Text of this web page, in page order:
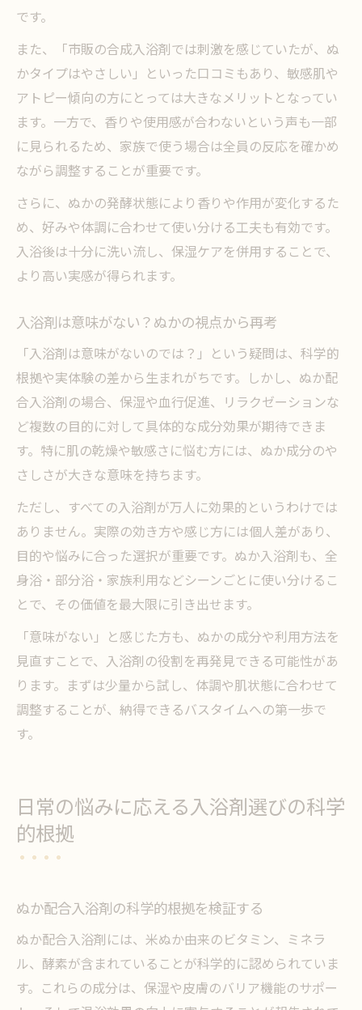
です。
また、「市販の合成入浴剤では刺激を感じていたが、ぬ
かタイプはやさしい」といった口コミもあり、敏感肌や
アトピー傾向の方にとっては大きなメリットとなってい
ます。一方で、香りや使用感が合わないという声も一部
に見られるため、家族で使う場合は全員の反応を確かめ
ながら調整することが重要です。
さらに、ぬかの発酵状態により香りや作用が変化するた
め、好みや体調に合わせて使い分ける工夫も有効です。
入浴後は十分に洗い流し、保湿ケアを併用することで、
より高い実感が得られます。
入浴剤は意味がない？ぬかの視点から再考
「入浴剤は意味がないのでは？」という疑問は、科学的
根拠や実体験の差から生まれがちです。しかし、ぬか配
合入浴剤の場合、保湿や血行促進、リラクゼーションな
ど複数の目的に対して具体的な成分効果が期待できま
す。特に肌の乾燥や敏感さに悩む方には、ぬか成分のや
さしさが大きな意味を持ちます。
ただし、すべての入浴剤が万人に効果的というわけでは
ありません。実際の効き方や感じ方には個人差があり、
目的や悩みに合った選択が重要です。ぬか入浴剤も、全
身浴・部分浴・家族利用などシーンごとに使い分けるこ
とで、その価値を最大限に引き出せます。
「意味がない」と感じた方も、ぬかの成分や利用方法を
見直すことで、入浴剤の役割を再発見できる可能性があ
ります。まずは少量から試し、体調や肌状態に合わせて
調整することが、納得できるバスタイムへの第一歩で
す。
日常の悩みに応える入浴剤選びの科学
的根拠
ぬか配合入浴剤の科学的根拠を検証する
ぬか配合入浴剤には、米ぬか由来のビタミン、ミネラ
ル、酵素が含まれていることが科学的に認められていま
す。これらの成分は、保湿や皮膚のバリア機能のサポー